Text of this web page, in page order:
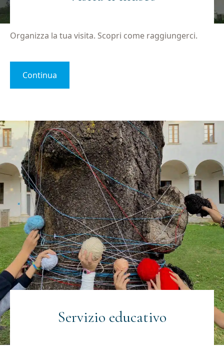
Organizza la tua visita. Scopri come raggiungerci.
Continua
Servizio educativo